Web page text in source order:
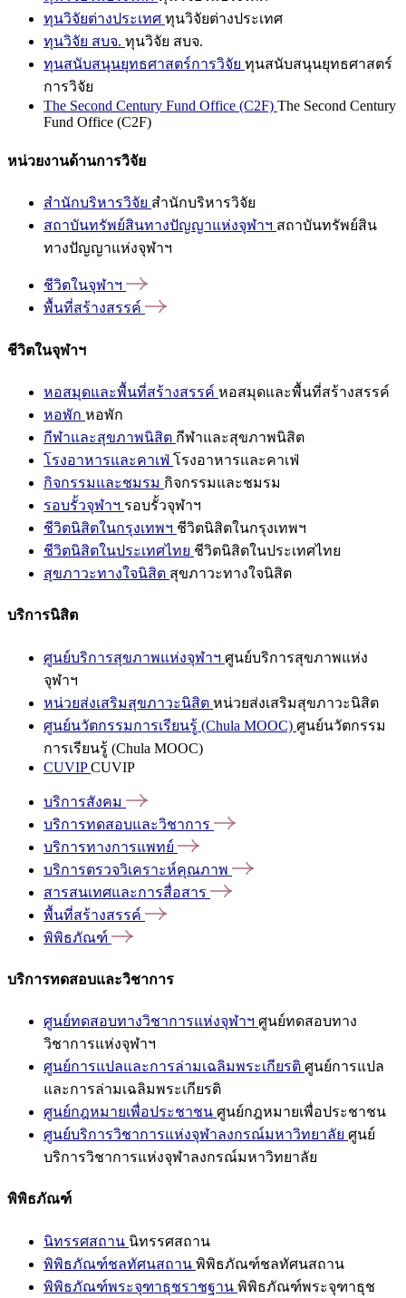
ทุนวิจัยต่างประเทศ ทุนวิจัยต่างประเทศ
ทุนวิจัย สบจ. ทุนวิจัย สบจ.
ทุนสนับสนุนยุทธศาสตร์การวิจัย ทุนสนับสนุนยุทธศาสตร์
การวิจัย
The Second Century Fund Office (C2F) The Second Century
Fund Office (C2F)
หน่วยงานด้านการวิจัย
สำนักบริหารวิจัย สำนักบริหารวิจัย
สถาบันทรัพย์สินทางปัญญาแห่งจุฬาฯ สถาบันทรัพย์สิน
ทางปัญญาแห่งจุฬาฯ
ชีวิตในจุฬาฯ
พื้นที่สร้างสรรค์
ชีวิตในจุฬาฯ
หอสมุดและพื้นที่สร้างสรรค์ หอสมุดและพื้นที่สร้างสรรค์
หอพัก หอพัก
กีฬาและสุขภาพนิสิต กีฬาและสุขภาพนิสิต
โรงอาหารและคาเฟ่ โรงอาหารและคาเฟ่
กิจกรรมและชมรม กิจกรรมและชมรม
รอบรั้วจุฬาฯ รอบรั้วจุฬาฯ
ชีวิตนิสิตในกรุงเทพฯ ชีวิตนิสิตในกรุงเทพฯ
ชีวิตนิสิตในประเทศไทย ชีวิตนิสิตในประเทศไทย
สุขภาวะทางใจนิสิต สุขภาวะทางใจนิสิต
บริการนิสิต
ศูนย์บริการสุขภาพแห่งจุฬาฯ ศูนย์บริการสุขภาพแห่ง
จุฬาฯ
หน่วยส่งเสริมสุขภาวะนิสิต หน่วยส่งเสริมสุขภาวะนิสิต
ศูนย์นวัตกรรมการเรียนรู้ (Chula MOOC) ศูนย์นวัตกรรม
การเรียนรู้ (Chula MOOC)
CUVIPCUVIP
บริการสังคม
บริการทดสอบและวิชาการ
บริการทางการแพทย์
บริการตรวจวิเคราะห์คุณภาพ
สารสนเทศและการสื่อสาร
พื้นที่สร้างสรรค์
พิพิธภัณฑ์
บริการทดสอบและวิชาการ
ศูนย์ทดสอบทางวิชาการแห่งจุฬาฯ ศูนย์ทดสอบทาง
วิชาการแห่งจุฬาฯ
ศูนย์การแปลและการล่ามเฉลิมพระเกียรติ ศูนย์การแปล
และการล่ามเฉลิมพระเกียรติ
ศูนย์กฎหมายเพื่อประชาชน ศูนย์กฎหมายเพื่อประชาชน
ศูนย์บริการวิชาการแห่งจุฬาลงกรณ์มหาวิทยาลัย ศูนย์
บริการวิชาการแห่งจุฬาลงกรณ์มหาวิทยาลัย
พิพิธภัณฑ์
นิทรรศสถาน นิทรรศสถาน
พิพิธภัณฑ์ชลทัศนสถาน พิพิธภัณฑ์ชลทัศนสถาน
พิพิธภัณฑ์พระจุฑาธุชราชฐาน พิพิธภัณฑ์พระจุฑาธุช